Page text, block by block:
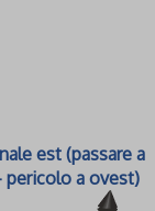
est (passare a
pericolo a ovest)